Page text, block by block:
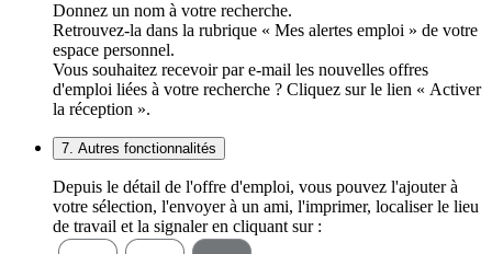
Donnez un nom à votre recherche.
Retrouvez-la dans la rubrique « Mes alertes emploi » de votre
espace personnel.
Vous souhaitez recevoir par e-mail les nouvelles offres
d'emploi liées à votre recherche ? Cliquez sur le lien « Activer
la réception ».
7. Autres fonctionnalités
Depuis le détail de l'offre d'emploi, vous pouvez l'ajouter à
votre sélection, l'envoyer à un ami, l'imprimer, localiser le lieu
de travail et la signaler en cliquant sur :